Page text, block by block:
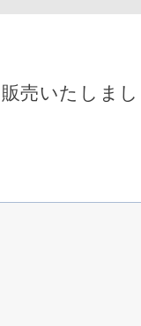
売いたしまし